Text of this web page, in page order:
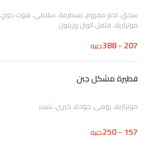
سجق، لحم مفروم، بسطرمة، سلامي، هوت دوج،
موتزاريلا، فلفل الوان وزيتون
207 - 388 جنيه
فطيرة مشكل جبن
موتزاريلا، رومي، جودة، كيري، شيدر
157 - 250 جنيه